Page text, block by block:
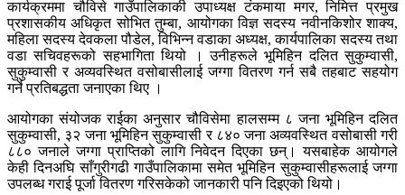
कार्यक्रममा चौविसे गाउँपालिकाकी उपाध्यक्ष टंकमाया मगर, निमित्त प्रमुख
प्रशासकीय अधिकृत सोभित तुम्बा, आयोगका विज्ञ सदस्य नवीनकिशोर शाक्य,
महिला सदस्य देवकला पौडेल, विभिन्न वडाका अध्यक्ष, कार्यपालिका सदस्य तथा
वडा सचिवहरूको सहभागिता थियो । उनीहरूले भूमिहिन दलित सुकुम्वासी,
सुकुम्वासी र अव्यवस्थित वसोबासीलाई जग्गा वितरण गर्न सबै तहबाट सहयोग
गर्ने प्रतिबद्धता जनाएका थिए ।
आयोगका संयोजक राईका अनुसार चौविसेमा हालसम्म ८ जना भूमिहिन दलित
सुकुम्वासी, ३२ जना भूमिहिन सुकुम्वासी र ८४० जना अव्यवस्थित वसोबासी गरी
८८० जनाले जग्गा प्राप्तिको लागि निवेदन दिएका छन्। यसबाहेक आयोगले
केही दिनअघि साँगुरीगढी गाउँपालिकामा समेत भूमिहिन सुकुम्वासीहरूलाई जग्गा
उपलब्ध गराई पूर्जा वितरण गरिसकेको जानकारी पनि दिइएको थियो।